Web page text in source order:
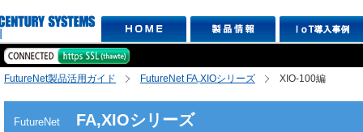
FutureNet製品活用ガイド FutureNet FA,XIOシリーズ XIO-100編
FutureNet FA,XIOシリーズ